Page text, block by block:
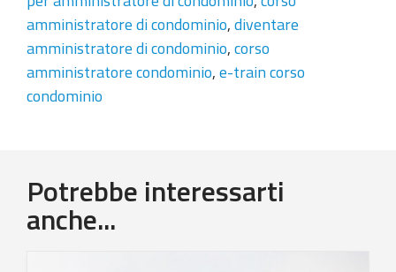
amministratore di condominio,diventare
amministratore di condominio,corso
amministratore condominio,e-train corso
condominio
Potrebbe interessarti
anche...